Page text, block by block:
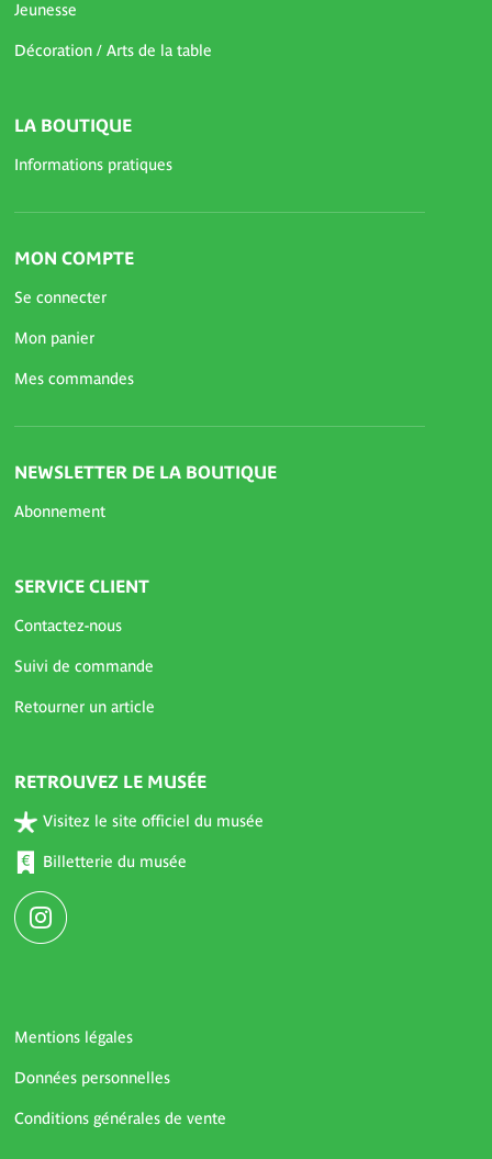
Jeunesse
Décoration / Arts de la table
LA BOUTIQUE
Informations pratiques
MON COMPTE
Se connecter
Mon panier
Mes commandes
NEWSLETTER DE LA BOUTIQUE
Abonnement
SERVICE CLIENT
Contactez-nous
Suivi de commande
Retourner un article
RETROUVEZ LE MUSÉE
Visitez le site officiel du musée
Billetterie du musée
Mentions légales
Données personnelles
Conditions générales de vente